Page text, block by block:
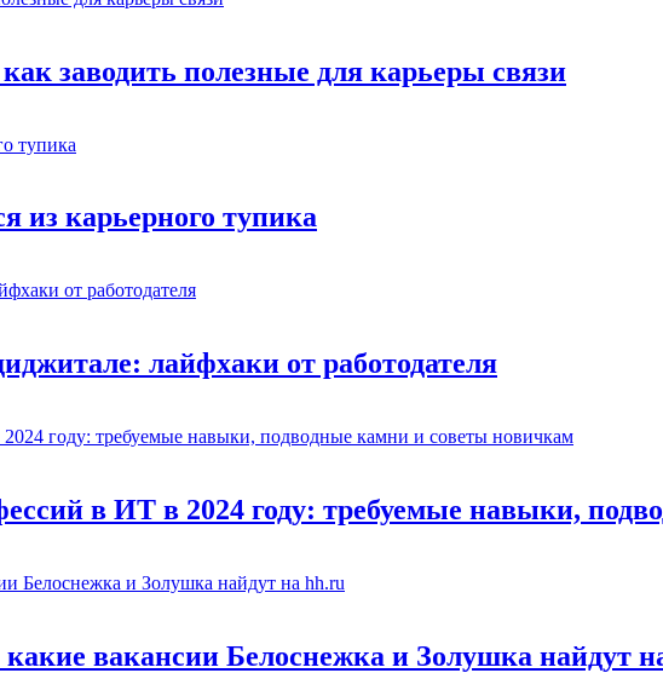
заводить полезные для карьеры связи
из карьерного тупика
лайфхаки от работодателя
в ИТ в 2024 году: требуемые навыки,
вакансии Белоснежка и Золушка найдут